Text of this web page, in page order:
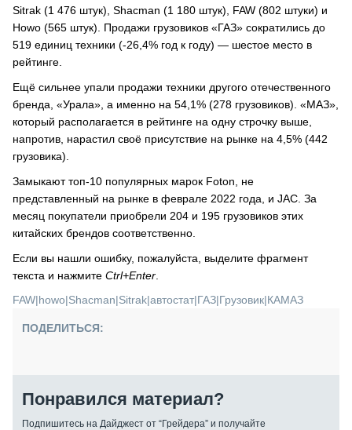
Sitrak (1 476 штук), Shacman (1 180 штук), FAW (802 штуки) и
Howo (565 штук). Продажи грузовиков «ГАЗ» сократились до
519 единиц техники (-26,4% год к году) — шестое место в
рейтинге.
Ещё сильнее упали продажи техники другого отечественного
бренда, «Урала», а именно на 54,1% (278 грузовиков). «МАЗ»,
который располагается в рейтинге на одну строчку выше,
напротив, нарастил своё присутствие на рынке на 4,5% (442
грузовика).
Замыкают топ-10 популярных марок Foton, не
представленный на рынке в феврале 2022 года, и JAC. За
месяц покупатели приобрели 204 и 195 грузовиков этих
китайских брендов соответственно.
Если вы нашли ошибку, пожалуйста, выделите фрагмент
текста и нажмите Ctrl+Enter
FAW|howo|Shacman|Sitrak|автостат|ГАЗ|Грузовик|КАМАЗ
ПОДЕЛИТЬСЯ:
Понравился материал?
Подпишитесь на Дайджест от “Грейдера” и получайте